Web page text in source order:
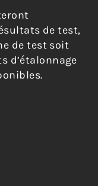
de test,
de test soit
d’étalonnage